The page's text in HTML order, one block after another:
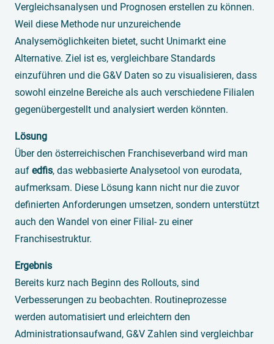
Vergleichsanalysen und Prognosen erstellen zu können.
Weil diese Methode nur unzureichende
Analysemöglichkeiten bietet, sucht Unimarkt eine
Alternative. Ziel ist es, vergleichbare Standards
einzuführen und die G&V Daten so zu visualisieren, dass
sowohl einzelne Bereiche als auch verschiedene Filialen
gegenübergestellt und analysiert werden könnten.
Lösung
Über den österreichischen Franchiseverband wird man
auf edfis, das webbasierte Analysetool von eurodata,
aufmerksam. Diese Lösung kann nicht nur die zuvor
definierten Anforderungen umsetzen, sondern unterstützt
auch den Wandel von einer Filial- zu einer
Franchisestruktur.
Ergebnis
Bereits kurz nach Beginn des Rollouts, sind
Verbesserungen zu beobachten. Routineprozesse
werden automatisiert und erleichtern den
Administrationsaufwand, G&V Zahlen sind vergleichbar